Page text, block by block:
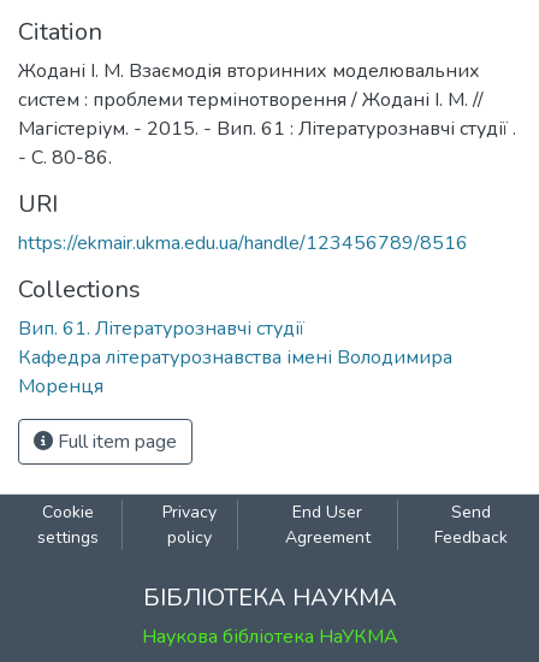
Citation
Жодані І. М. Взаємодія вторинних моделювальних
систем : проблеми термінотворення / Жодані І. М. //
Магістеріум. - 2015. - Вип. 61 : Літературознавчі студії .
- С. 80-86.
URI
https://ekmair.ukma.edu.ua/handle/123456789/8516
Collections
Вип. 61. Літературознавчі студії
Кафедра літературознавства імені Володимира
Моренця
Full item page
Cookie
settings
Privacy
policy
End User
Agreement
Send
Feedback
БІБЛІОТЕКА НАУКМА
Наукова бібліотека НаУКМА